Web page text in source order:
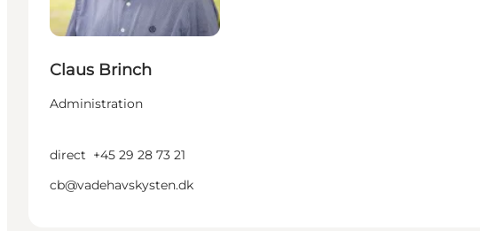
Claus Brinch
Administration
direct +45 29 28 73 21
cb@vadehavskysten.dk